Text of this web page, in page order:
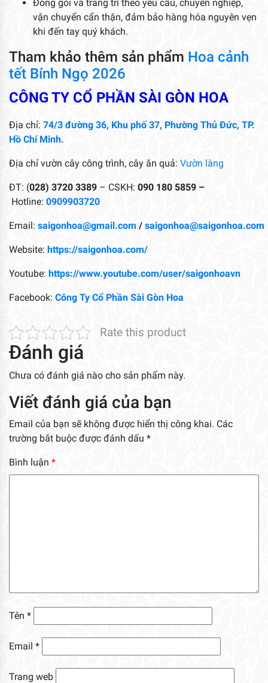
Đóng gói và trang trí theo yêu cầu, chuyên nghiệp,
vận chuyển cẩn thận, đảm bảo hàng hóa nguyên vẹn
khi đến tay quý khách.
Tham khảo thêm sản phẩm Hoa cảnh
tết Bính Ngọ 2026
CÔNG TY CỔ PHẦN SÀI GÒN HOA
Địa chỉ: 74/3 đường 36, Khu phố 37, Phường Thủ Đức, TP.
Hồ Chí Minh.
Địa chỉ vườn cây công trình, cây ăn quả: Vườn làng
ĐT: (028) 3720 3389 – CSKH: 090 180 5859 –
Hotline: 0909903720
Email: saigonhoa@gmail.com / saigonhoa@saigonhoa.com
Website: https://saigonhoa.com/
Youtube: https://www.youtube.com/user/saigonhoavn
Facebook: Công Ty Cổ Phần Sài Gòn Hoa
Rate this product
Đánh giá
Chưa có đánh giá nào cho sản phẩm này.
Viết đánh giá của bạn
Email của bạn sẽ không được hiển thị công khai. Các
trường bắt buộc được đánh dấu *
Bình luận *
Tên *
Email *
Trang web